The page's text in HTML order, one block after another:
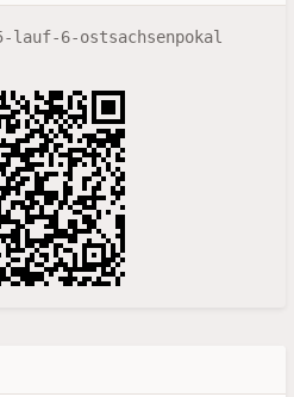
lauf-6-ostsachsenpokal